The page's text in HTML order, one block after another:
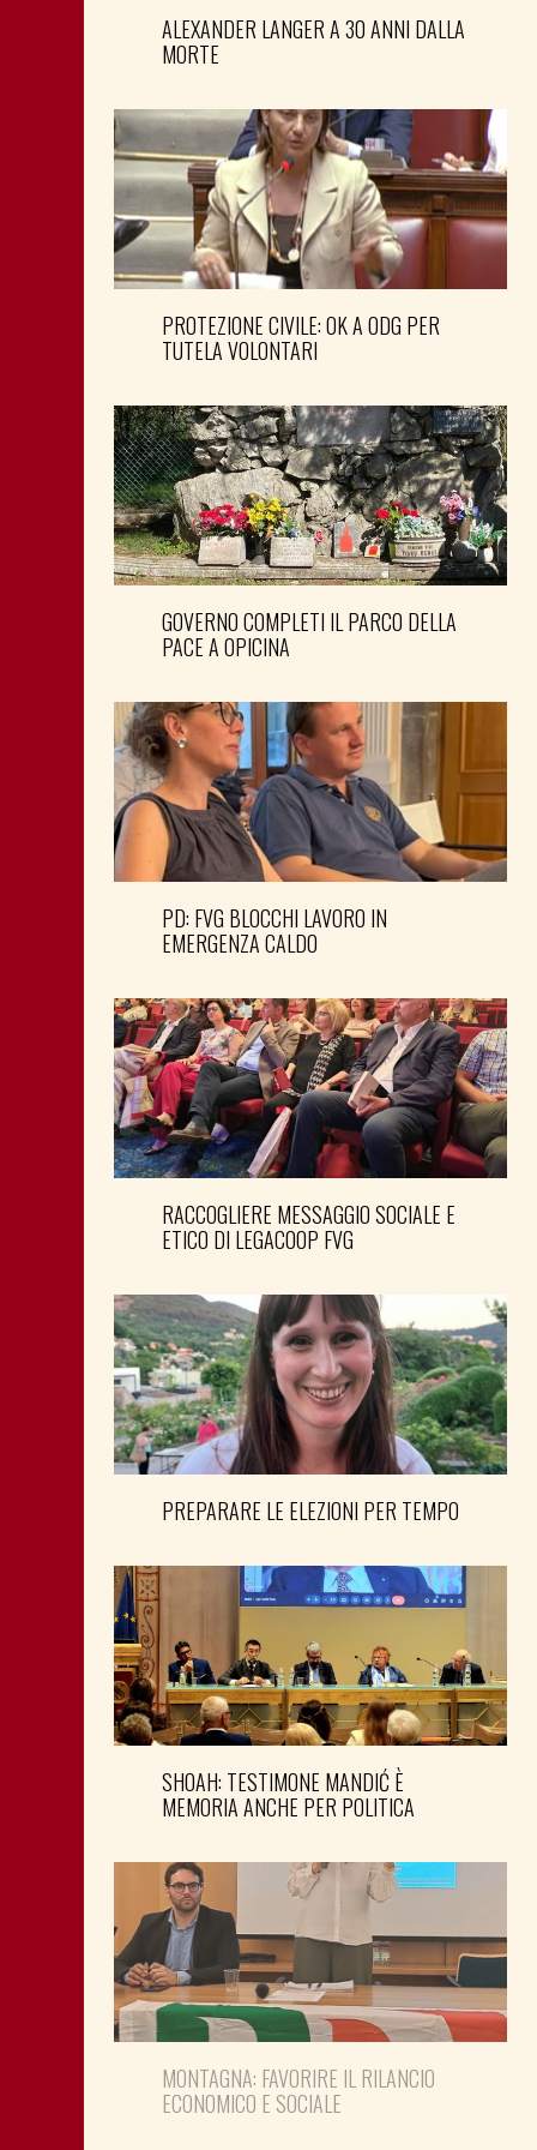
ALEXANDER LANGER A 30 ANNI DALLA
MORTE
PROTEZIONE CIVILE: OK A ODG PER
TUTELA VOLONTARI
GOVERNO COMPLETI IL PARCO DELLA
PACE A OPICINA
PD: FVG BLOCCHI LAVORO IN
EMERGENZA CALDO
RACCOGLIERE MESSAGGIO SOCIALE E
ETICO DI LEGACOOP FVG
PREPARARE LE ELEZIONI PER TEMPO
SHOAH: TESTIMONE MANDIĆ È
MEMORIA ANCHE PER POLITICA
MONTAGNA: FAVORIRE IL RILANCIO
ECONOMICO E SOCIALE